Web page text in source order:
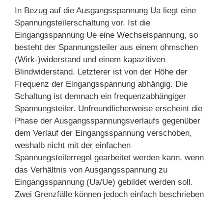
In Bezug auf die Ausgangsspannung Ua liegt eine
Spannungsteilerschaltung vor. Ist die
Eingangsspannung Ue eine Wechselspannung, so
besteht der Spannungsteiler aus einem ohmschen
(Wirk-)widerstand und einem kapazitiven
Blindwiderstand. Letzterer ist von der Höhe der
Frequenz der Eingangsspannung abhängig. Die
Schaltung ist demnach ein frequenzabhängiger
Spannungsteiler. Unfreundlicherweise erscheint die
Phase der Ausgangsspannungsverlaufs gegenüber
dem Verlauf der Eingangsspannung verschoben,
weshalb nicht mit der einfachen
Spannungsteilerregel gearbeitet werden kann, wenn
das Verhältnis von Ausgangsspannung zu
Eingangsspannung (Ua/Ue) gebildet werden soll.
Zwei Grenzfälle können jedoch einfach beschrieben